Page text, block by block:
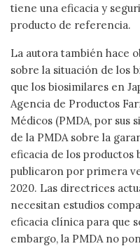
tiene una eficacia y
producto de referencia.
La autora también hace
sobre la situación de los
que los biosimilares en
Agencia de Productos
Médicos (PMDA, por sus
de la PMDA sobre la
eficacia de los productos
publicaron por primera
2020. Las directrices
necesitan estudios
eficacia clínica para que
embargo, la PMDA no